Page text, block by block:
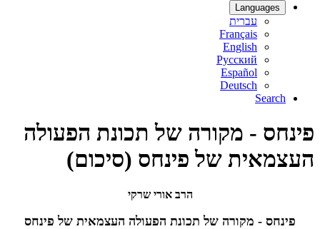
Languages
עברית
Français
English
Русский
Español
Deutsch
Search
פינחס - מקורה של תכונת הפעולה
העצמאית של פינחס (סיכום)
הרב אורי שרקי
פינחס - מקורה של תכונת הפעולה העצמאית של פינחס